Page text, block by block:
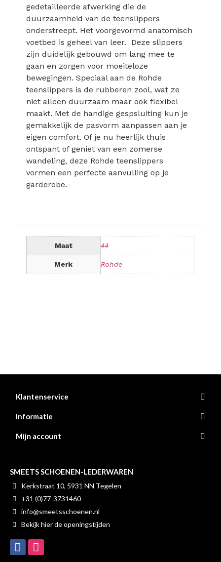
gedetailleerde afwerking die de
duurzaamheid van de teenslippers
onderstreept. Het voorgevormd anatomisch
voetbed is geheel van leer. Deze slippers
zijn duidelijk gebouwd om lang mee te
gaan en zorgen voor moeiteloze
bewegingen. Speciaal aan de Rohde
teenslippers is de rubberen zool, wat ze
niet alleen duurzaam maar ook flexibel
maakt. Met de handige gespsluiting kun je
gemakkelijk de pasvorm aanpassen aan je
eigen comfort. Of je nu heerlijk thuis
ontspant of geniet van een zomerse
wandeling, deze Rohde teenslippers
vormen een perfecte aanvulling op je
garderobe.
Maat 44
Merk Rohde
Klantenservice
Informatie
Mijn account
SMEETS SCHOENEN-LEDERWAREN
Kerkstraat 10, 5931 NN Tegelen
+31 (0)77-3731460
info@smeetsschoenen.nl
Bekijk hier de openingstijden